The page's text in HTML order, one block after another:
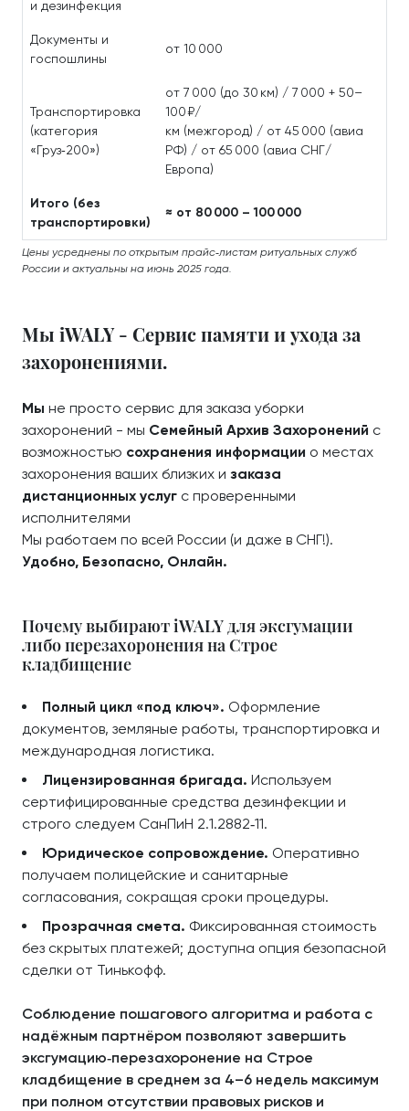
и дезинфекция
Документы и
госпошлины
от 10 000
Транспортировка
(категория
«Груз‑200»)
от 7 000 (до 30 км) / 7 000 + 50–
100 ₽/
км (межгород) / от 45 000 (авиа
РФ) / от 65 000 (авиа СНГ/
Европа)
Итого (без
транспортировки)
≈ от 80 000 – 100 000
Цены усреднены по открытым прайс‑листам ритуальных служб
России и актуальны на июнь 2025 года.
Мы iWALY - Сервис памяти и ухода за
захоронениями.
Мы не просто сервис для заказа уборки
захоронений - мы Семейный Архив Захоронений с
возможностью сохранения информации о местах
захоронения ваших близких и заказа
дистанционных услуг с проверенными
исполнителями
Мы работаем по всей России (и даже в СНГ!).
Удобно, Безопасно, Онлайн.
Почему выбирают iWALY для эксгумации
либо перезахоронения на Строе
кладбищение
Полный цикл «под ключ». Оформление
документов, земляные работы, транспортировка и
международная логистика.
Лицензированная бригада. Используем
сертифицированные средства дезинфекции и
строго следуем СанПиН 2.1.2882‑11.
Юридическое сопровождение. Оперативно
получаем полицейские и санитарные
согласования, сокращая сроки процедуры.
Прозрачная смета. Фиксированная стоимость
без скрытых платежей; доступна опция безопасной
сделки от Тинькофф.
Соблюдение пошагового алгоритма и работа с
надёжным партнёром позволяют завершить
эксгумацию‑перезахоронение на Строе
кладбищение в среднем за 4–6 недель максимум
при полном отсутствии правовых рисков и